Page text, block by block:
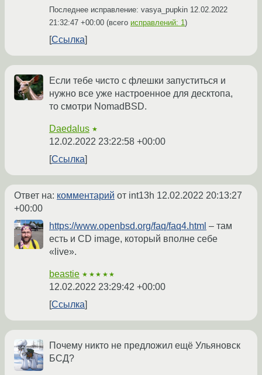
Последнее исправление: vasya_pupkin 12.02.2022
21:32:47 +00:00 (всего исправлений: 1)
Ссылка
Если тебе чисто с флешки запуститься и
нужно все уже настроенное для десктопа,
то смотри NomadBSD.
Daedalus ★
12.02.2022 23:22:58 +00:00
Ссылка
Ответ на: комментарий от int13h 12.02.2022 20:13:27
+00:00
https://www.openbsd.org/faq/faq4.html – там
есть и CD image, который вполне себе
«live».
beastie ★★★★★
12.02.2022 23:29:42 +00:00
Ссылка
Почему никто не предложил ещё Ульяновск
БСД?